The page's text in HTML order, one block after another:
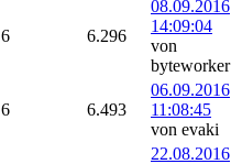
6 6.296
08.09.2016
14:09:04
von
byteworker
6 6.493
06.09.2016
11:08:45
von evaki
22.08.2016